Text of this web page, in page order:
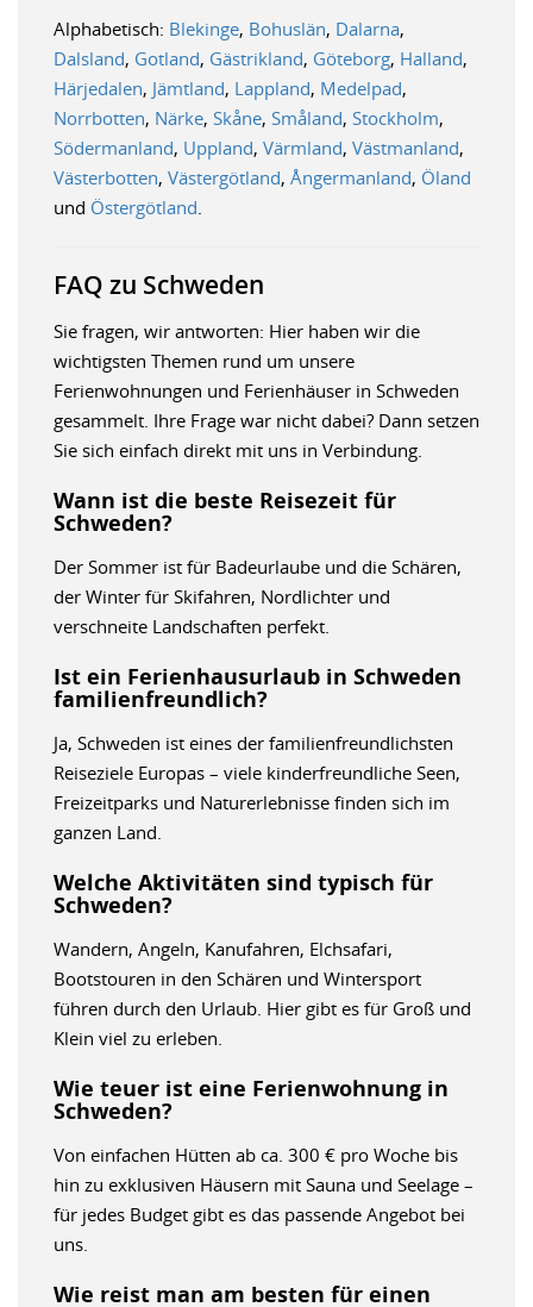
Alphabetisch: Blekinge, Bohuslän, Dalarna,
Dalsland, Gotland, Gästrikland, Göteborg, Halland,
Härjedalen, Jämtland, Lappland, Medelpad,
Norrbotten, Närke, Skåne, Småland, Stockholm,
Södermanland, Uppland, Värmland, Västmanland,
Västerbotten, Västergötland, Ångermanland, Öland
und Östergötland
FAQ zu Schweden
Sie fragen, wir antworten: Hier haben wir die
wichtigsten Themen rund um unsere
Ferienwohnungen und Ferienhäuser in Schweden
gesammelt. Ihre Frage war nicht dabei? Dann setzen
Sie sich einfach direkt mit uns in Verbindung.
Wann ist die beste Reisezeit für
Schweden?
Der Sommer ist für Badeurlaube und die Schären,
der Winter für Skifahren, Nordlichter und
verschneite Landschaften perfekt.
Ist ein Ferienhausurlaub in Schweden
familienfreundlich?
Ja, Schweden ist eines der familienfreundlichsten
Reiseziele Europas – viele kinderfreundliche Seen,
Freizeitparks und Naturerlebnisse finden sich im
ganzen Land.
Welche Aktivitäten sind typisch für
Schweden?
Wandern, Angeln, Kanufahren, Elchsafari,
Bootstouren in den Schären und Wintersport
führen durch den Urlaub. Hier gibt es für Groß und
Klein viel zu erleben.
Wie teuer ist eine Ferienwohnung in
Schweden?
Von einfachen Hütten ab ca. 300 € pro Woche bis
hin zu exklusiven Häusern mit Sauna und Seelage –
für jedes Budget gibt es das passende Angebot bei
uns.
Wie reist man am besten für einen